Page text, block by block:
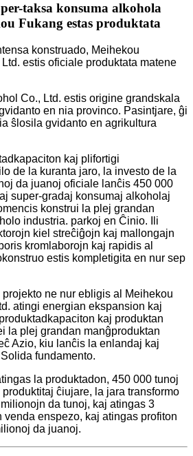
taksa konsuma alkohola
Fukang estas produktata
konstruado, Meihekou
estis oficiale produktata matene
Co., Ltd. estis origine grandskala
en nia provinco. Pasintjare, ĝi
ŝlosila gvidanto en agrikultura
kaj plifortigi
de la kuranta jaro, la investo de la
da juanoj oficiale lanĉis 450 000
super-gradaj konsumaj alkoholaj
konstrui la plej grandan
industria. parkoj en Ĉinio. Ili
kiel streĉiĝojn kaj mallongajn
kromlaborojn kaj rapidis al
estis kompletigita en nur sep
ne nur ebligis al Meihekou
atingi energian ekspansion kaj
kaj produktan
la plej grandan manĝproduktan
Azio, kiu lanĉis la enlandaj kaj
fundamento.
la produktadon, 450 000 tunoj
ĉiujare, la jara transformo
da tunoj, kaj atingas 3
enspezo, kaj atingas profiton
da juanoj.